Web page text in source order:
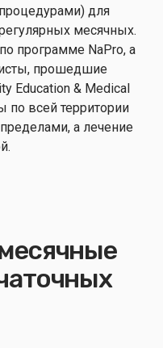
для
месячных.
программе NaPro, а
прошедшие
Education & Medical
по всей территории
а лечение